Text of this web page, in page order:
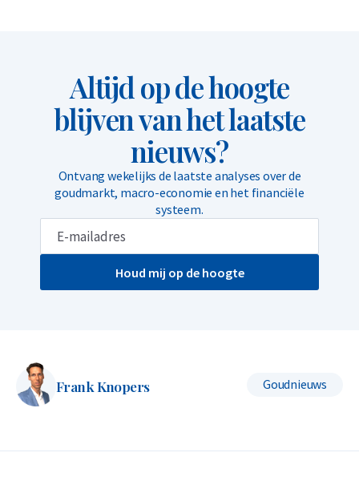
Altijd op de hoogte
blijven van het laatste
nieuws?
Ontvang wekelijks de laatste analyses over de
goudmarkt, macro-economie en het financiële
systeem.
Houd mij op de hoogte
Frank Knopers Goudnieuws